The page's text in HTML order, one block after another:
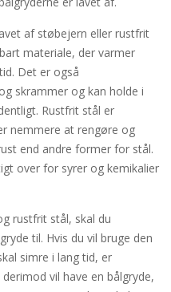
af støbejern eller rustfrit
materiale, der varmer
Det er også
skrammer og kan holde i
Rustfrit stål er
nemmere at rengøre og
end andre former for stål.
over for syrer og kemikalier
rustfrit stål, skal du
til. Hvis du vil bruge den
simre i lang tid, er
vil have en bålgryde,